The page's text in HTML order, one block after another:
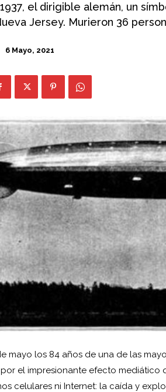
el dirigible alemán, un
Jersey. Murieron 36
6 Mayo, 2021
mayo los 84 años de una de las
el impresionante efecto mediático
celulares ni Internet: la caída y